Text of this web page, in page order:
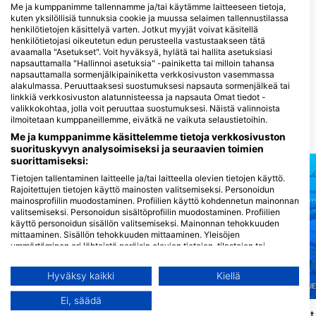
École de plongée des
Issambres,
la_plongee_aux_issambres_
Sur le port San Peïre, 83380 Les
Issambres, Ranska
Lähellä olevat sukelluskohteet
Mares
le sec de la Gabinière(★4.4)
Port-Crosin kansallispuistossa sijaitseva
Sec de la Gabinière on sukelluskohde,
TIKI DIVE / SAS SEA
Me ja kumppanimme tallennamme ja/tai käytämme laitteeseen tietoja,
kuten yksilöllisiä tunnuksia cookie ja muussa selaimen tallennustilassa
henkilötietojen käsittelyä varten. Jotkut myyjät voivat käsitellä
henkilötietojasi oikeutetun edun perusteella vastustaakseen tätä
avaamalla "Asetukset". Voit hyväksyä, hylätä tai hallita asetuksiasi
napsauttamalla "Hallinnoi asetuksia" -painiketta tai milloin tahansa
napsauttamalla sormenjälkipainiketta verkkosivuston vasemmassa
alakulmassa. Peruuttaaksesi suostumuksesi napsauta sormenjälkeä tai
linkkiä verkkosivuston alatunnisteessa ja napsauta Omat tiedot -
valikkokohtaa, jolla voit peruuttaa suostumuksesi. Näistä valinnoista
ilmoitetaan kumppaneillemme, eivätkä ne vaikuta selaustietoihin.
Me ja kumppanimme käsittelemme tietoja verkkosivuston
suorituskyvyn analysoimiseksi ja seuraavien toimien
suorittamiseksi:
Tietojen tallentaminen laitteelle ja/tai laitteella olevien tietojen käyttö.
Rajoitettujen tietojen käyttö mainosten valitsemiseksi. Personoidun
mainosprofiilin muodostaminen. Profiilien käyttö kohdennetun mainonnan
valitsemiseksi. Personoidun sisältöprofiilin muodostaminen. Profiilien
käyttö personoidun sisällön valitsemiseksi. Mainonnan tehokkuuden
mittaaminen. Sisällön tehokkuuden mittaaminen. Yleisöjen
ymmärtäminen eri lähteistä peräisin olevien tietojen, tilastojen tai
Rajoitettujen tietojen käyttö sisällön valitsemiseen.
Lisätietoja Googlen tavasta käyttää tietoja löydät täältä:
https://business.safety.google/privacy/
Tietoja voidaan jakaa Euroopan unionin ulkopuolelle ja lähettää
Hyväksy kaikki Kiellä
Ei, säädä